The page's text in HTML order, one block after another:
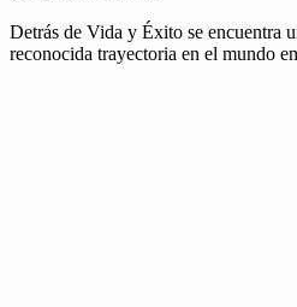
Detrás de Vida y Éxito se encuentra
reconocida trayectoria en el mundo